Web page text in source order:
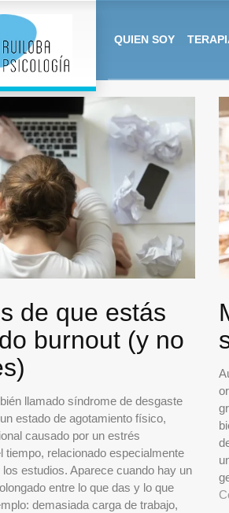
QUIEN SOY
de que estás
burnout (y no
llamado síndrome de desgaste
estado de agotamiento físico,
causado por un estrés
tiempo, relacionado especialmente
estudios. Aparece cuando hay un
entre lo que das y lo que
demasiada carga de trabajo,